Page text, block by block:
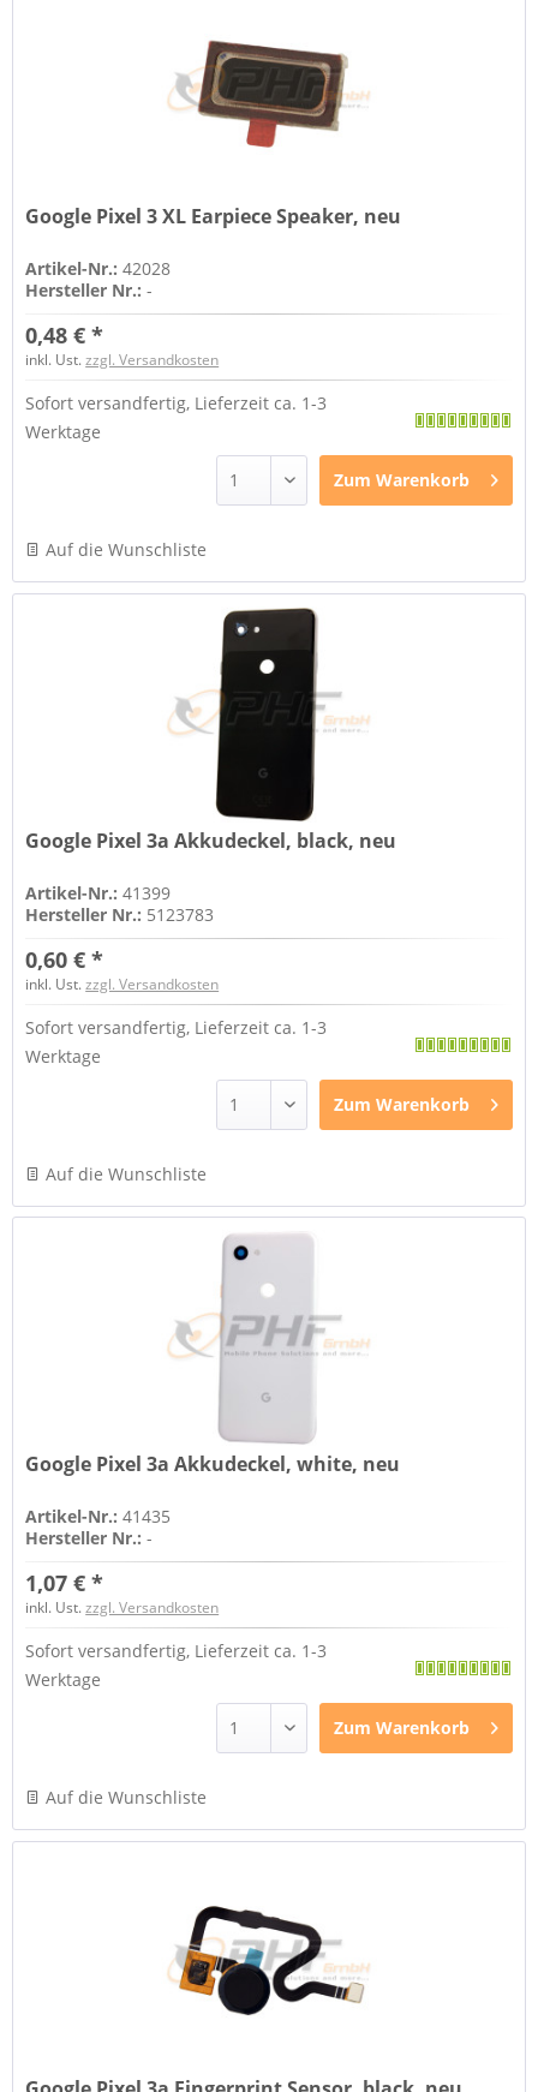
Google Pixel 3 XL Earpiece Speaker, neu
Artikel-Nr.:42028
Hersteller Nr.:-
0,48 € *
inkl. Ust.zzgl. Versandkosten
Sofort versandfertig, Lieferzeit ca. 1-3
Werktage
Zum Warenkorb
Auf die Wunschliste
Google Pixel 3a Akkudeckel, black, neu
Artikel-Nr.:41399
Hersteller Nr.: 5123783
0,60 € *
inkl. Ust.zzgl. Versandkosten
Sofort versandfertig, Lieferzeit ca. 1-3
Werktage
Zum Warenkorb
Auf die Wunschliste
Google Pixel 3a Akkudeckel, white, neu
Artikel-Nr.:41435
Hersteller Nr.:-
1,07 € *
inkl. Ust.zzgl. Versandkosten
Sofort versandfertig, Lieferzeit ca. 1-3
Werktage
Zum Warenkorb
Auf die Wunschliste